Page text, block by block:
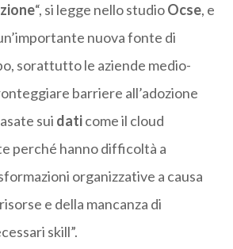
“, si legge nello studioOcse, e
nuova fonte di
sorattutto le aziende medio-
barriere all’adozione
sui daticome il cloud
perché hanno difficoltà a
organizzative a causa
e della mancanza di
skill”.